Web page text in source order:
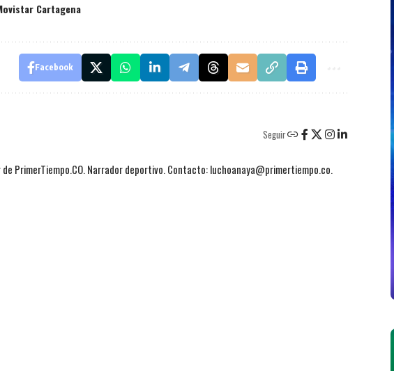
Cartagena
Facebook
Seguir
PrimerTiempo.CO. Narrador deportivo. Contacto: luchoanaya@primertiempo.co.